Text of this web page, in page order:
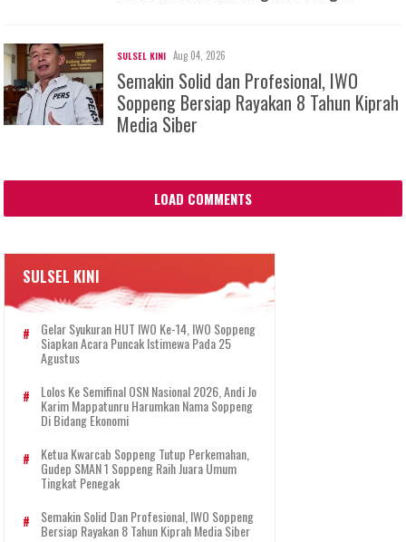
SULSEL KINI Aug 04, 2026
Semakin Solid dan Profesional, IWO
Soppeng Bersiap Rayakan 8 Tahun Kiprah
Media Siber
LOAD COMMENTS
SULSEL KINI
Gelar Syukuran HUT IWO Ke-14, IWO Soppeng
Siapkan Acara Puncak Istimewa Pada 25
Agustus
Lolos Ke Semifinal OSN Nasional 2026, Andi Jo
Karim Mappatunru Harumkan Nama Soppeng
Di Bidang Ekonomi
Ketua Kwarcab Soppeng Tutup Perkemahan,
Gudep SMAN 1 Soppeng Raih Juara Umum
Tingkat Penegak
Semakin Solid Dan Profesional, IWO Soppeng
Bersiap Rayakan 8 Tahun Kiprah Media Siber